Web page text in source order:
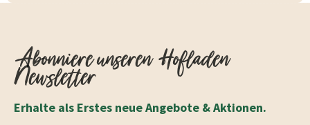
Abonniere unseren Hofladen
Newsletter
Erhalte als Erstes neue Angebote & Aktionen.